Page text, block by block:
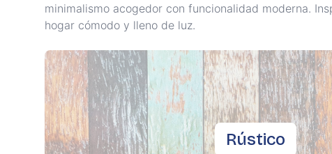
minimalismo acogedor con funcionalidad moderna.
hogar cómodo y lleno de luz.
Rústico